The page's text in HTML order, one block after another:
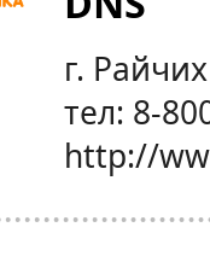
г.
тел: 8-
http://